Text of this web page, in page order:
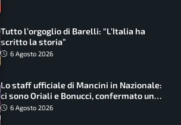
Tutto l’orgoglio di Barelli: “L’Italia ha
scritto la storia”
6 Agosto 2026
Lo staff ufficiale di Mancini in Nazionale:
ci sono Oriali e Bonucci, confermato un
ritorno
6 Agosto 2026